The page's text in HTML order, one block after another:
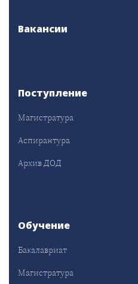
Вакансии
Поступление
Магистратура
Аспирантура
Архив ДОД
Обучение
Бакалавриат
Магистратура